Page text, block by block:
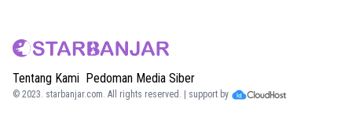
Tentang Kami Pedoman Media Siber
© 2023. starbanjar.com. All rights reserved. | support by